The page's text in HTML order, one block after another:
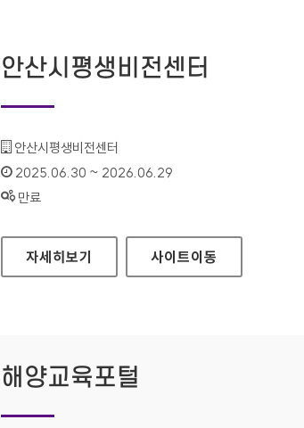
안산시평생비전센터
기관명 :
안산시평생비전센터
인증기간 :
2025.06.30 ~ 2026.06.29
상태 :
만료
안산시평생비전센터
자세히보기 사이트이동
해양교육포털